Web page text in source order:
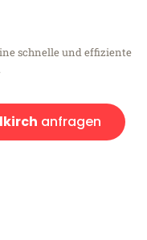
schnelle und effiziente
anfragen